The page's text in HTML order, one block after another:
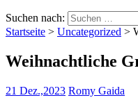
Suchen nach:
Startseite > Uncategorized >
Weihnachtliche
21 Dez.,2023 Romy Gaida